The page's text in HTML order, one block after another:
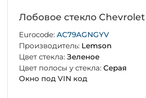
Лобовое стекло
Eurocode: AC79AGNGYV
Производитель: Lemson
Цвет стекла: Зеленое
Цвет полосы у стекла: Серая
Окно под VIN код